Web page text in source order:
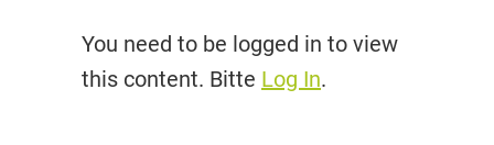
You need to be logged in to view
this content. Bitte Log In.